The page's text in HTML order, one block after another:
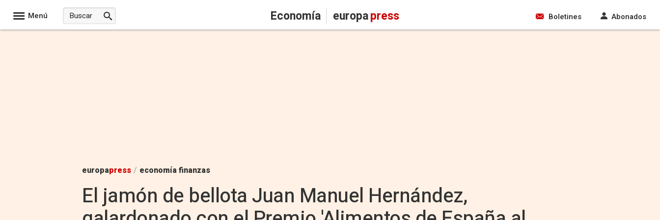
Menú Economía europapress Boletines Abonados
europapress / economía finanzas
El jamón de bellota Juan Manuel Hernández,